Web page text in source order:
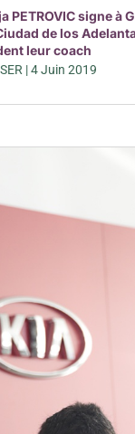
PETROVIC signe à
de los
leur coach
|4 Juin 2019